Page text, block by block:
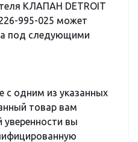
КЛАПАН DETROIT
995-025 может
под следующими
с одним из указанных
товар вам
вы